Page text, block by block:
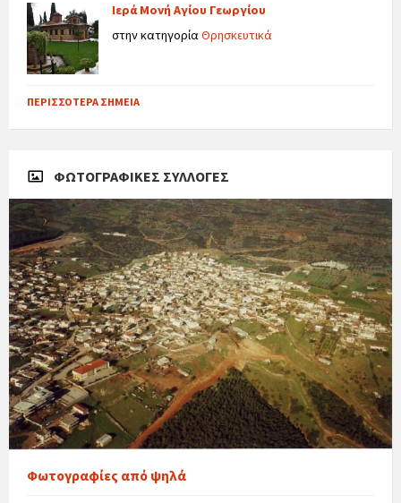
Ιερά Μονή Αγίου Γεωργίου
στην κατηγορίαΘρησκευτικά
ΠΕΡΙΣΣΌΤΕΡΑ ΣΗΜΕΊΑ
ΦΩΤΟΓΡΑΦΙΚΈΣ ΣΥΛΛΟΓΈΣ
Φωτογραφίες από ψηλά